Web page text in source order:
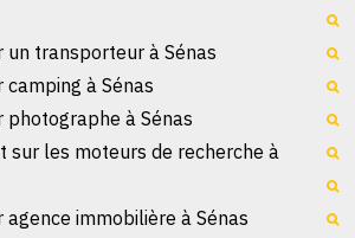
transporteur à Sénas
à Sénas
à Sénas
sur les moteurs de recherche à
immobilière à Sénas